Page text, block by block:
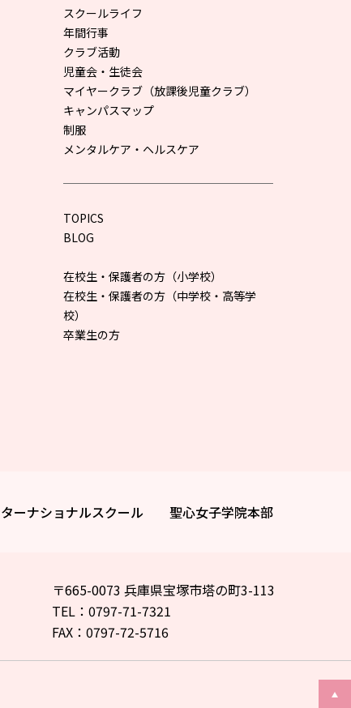
スクールライフ
年間行事
クラブ活動
児童会・生徒会
マイヤークラブ（放課後児童クラブ）
キャンパスマップ
制服
メンタルケア・ヘルスケア
TOPICS
BLOG
在校生・保護者の方（小学校）
在校生・保護者の方（中学校・高等学
校）
卒業生の方
ーナショナルスクール 聖心女子学院本部
〒665-0073 兵庫県宝塚市塔の町3-113
TEL：0797-71-7321
FAX：0797-72-5716